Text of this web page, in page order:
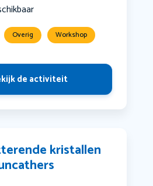
Overig Workshop
de activiteit
kristallen